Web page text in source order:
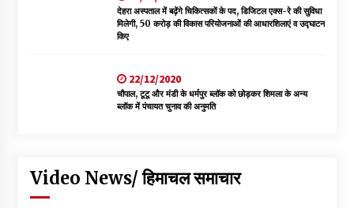
देहरा अस्पताल में बढ़ेंगे चिकित्सकों के पद, डिजिटल एक्स-रे की सुविधा
मिलेगी, 50 करोड़ की विकास परियोजनाओं की आधारशिलाएं व उद्घाटन
किए
22/12/2020
चौपाल, टूटू और मंडी के धर्मपुर ब्लॉक को छोड़कर शिमला के अन्य
ब्लॉक में पंचायत चुनाव की अनुमति
Video News/ हिमाचल समाचार